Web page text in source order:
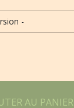
AU PANIER